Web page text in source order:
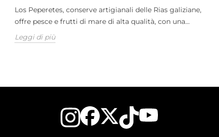
Los Peperetes, conserve artigianali delle Rias galiziane,
offre pesce e frutti di mare di alta qualità, con una...
Leggi di più